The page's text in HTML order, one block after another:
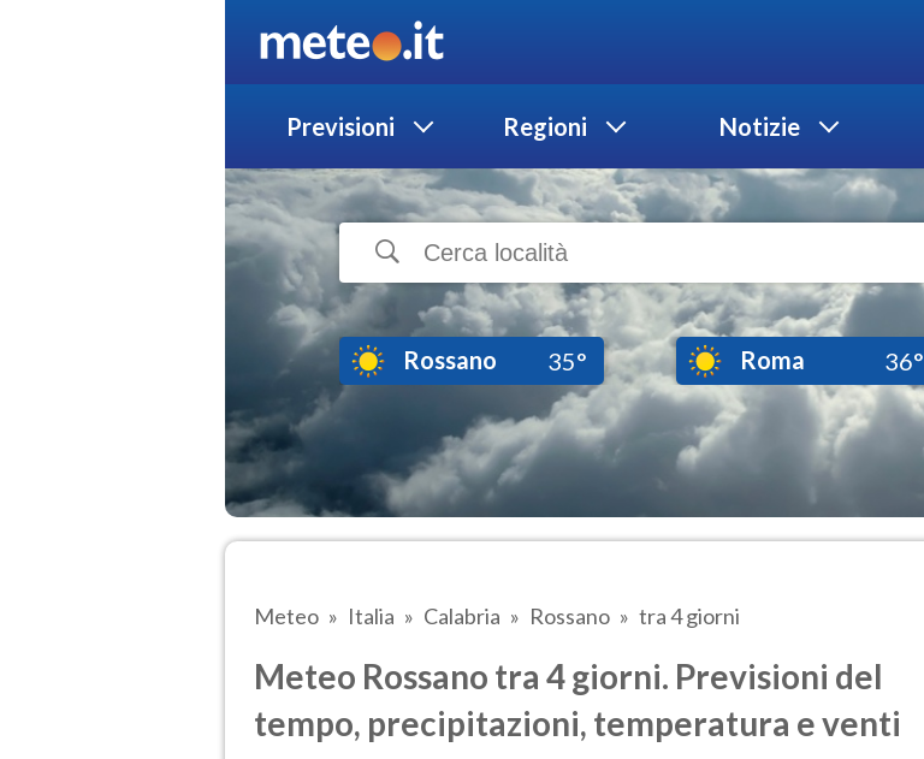
Previsioni Regioni Notizie
Rossano 35° Roma 36°
Meteo Italia Calabria Rossano tra 4 giorni
Meteo Rossano tra 4 giorni. Previsioni del
tempo, precipitazioni, temperatura e venti